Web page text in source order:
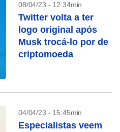
08/04/23 - 12:34min
Twitter volta a ter
logo original após
Musk trocá-lo por de
criptomoeda
04/04/23 - 15:45min
Especialistas veem